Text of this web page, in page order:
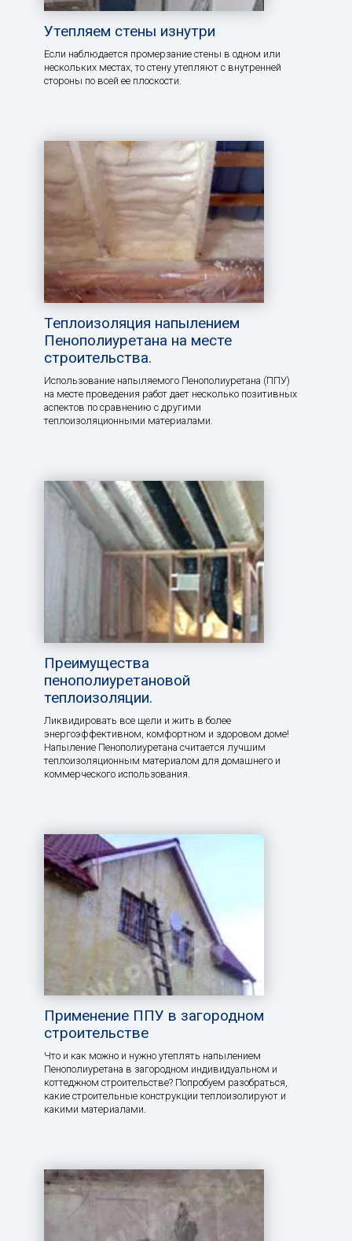
Утепляем стены изнутри
Если наблюдается промерзание стены в одном или
нескольких местах, то стену утепляют с внутренней
стороны по всей ее плоскости.
Теплоизоляция напылением
Пенополиуретана на месте
строительства.
Использование напыляемого Пенополиуретана (ППУ)
на месте проведения работ дает несколько позитивных
аспектов по сравнению с другими
теплоизоляционными материалами.
Преимущества
пенополиуретановой
теплоизоляции.
Ликвидировать все щели и жить в более
энергоэффективном, комфортном и здоровом доме!
Напыление Пенополиуретана считается лучшим
теплоизоляционным материалом для домашнего и
коммерческого использования.
Применение ППУ в загородном
строительстве
Что и как можно и нужно утеплять напылением
Пенополиуретана в загородном индивидуальном и
коттеджном строительстве? Попробуем разобраться,
какие строительные конструкции теплоизолируют и
какими материалами.